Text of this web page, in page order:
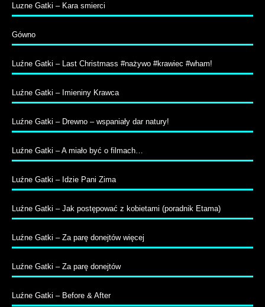
Luzne Gatki – Kara smierci
Gówno
Luźne Gatki – Last Christmass #nażywo #krawiec #wham!
Luźne Gatki – Imieniny Krawca
Luźne Gatki – Drewno – wspaniały dar natury!
Luźne Gatki – A miało być o filmach…
Luźne Gatki – Idzie Pani Zima
Luźne Gatki – Jak postępować z kobietami (poradnik Etama)
Luźne Gatki – Za parę donejtów więcej
Luźne Gatki – Za parę donejtów
Luźne Gatki – Before & After